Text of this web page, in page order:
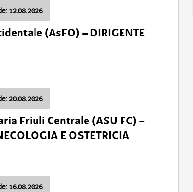
12.08.2026
(AsFO) – DIRIGENTE
20.08.2026
Friuli Centrale (ASU FC) –
E OSTETRICIA
16.08.2026